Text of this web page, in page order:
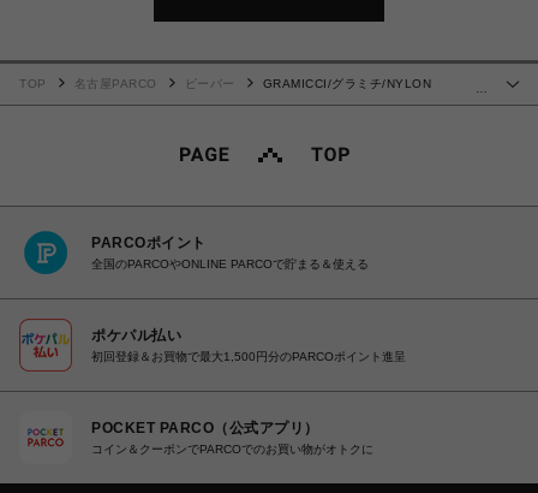
…
TOP 名古屋PARCO ビーバー
GRAMICCI/グラミチ/NYLON
PARCOポイント
全国のPARCOやONLINE PARCOで貯まる＆使える
ポケパル払い
初回登録＆お買物で最大1,500円分のPARCOポイント進呈
POCKET PARCO（公式アプリ）
コイン＆クーポンでPARCOでのお買い物がオトクに